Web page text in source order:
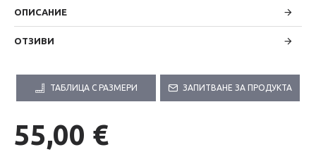
ОПИСАНИЕ
ОТЗИВИ
ТАБЛИЦА С РАЗМЕРИ ЗАПИТВАНЕ ЗА ПРОДУКТА
55,00 €